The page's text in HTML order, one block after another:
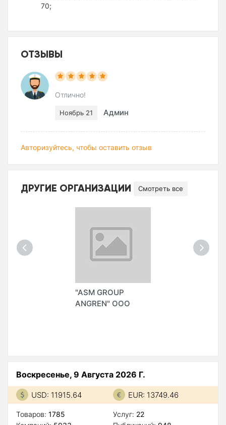
70;
ОТЗЫВЫ
Отлично!
Ноябрь 21 Админ
Авторизуйтесь, чтобы оставить отзыв
ДРУГИЕ ОРГАНИЗАЦИИ Смотреть все
"ASM GROUP
ANGREN" ООО
Воскресенье, 9 Августа 2026 Г.
USD: 11915.64 EUR: 13749.46
Товаров: 1785
Услуг: 22